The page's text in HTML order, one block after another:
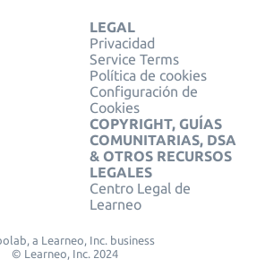
LEGAL
Privacidad
Service Terms
Política de cookies
Configuración de
Cookies
COPYRIGHT, GUÍAS
COMUNITARIAS, DSA
& OTROS RECURSOS
LEGALES
Centro Legal de
Learneo
a Learneo, Inc. business
© Learneo, Inc. 2024